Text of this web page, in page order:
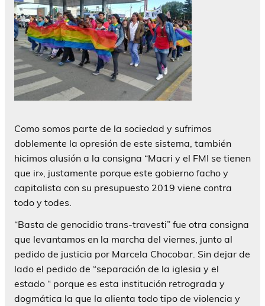
Como somos parte de la sociedad y sufrimos
doblemente la opresión de este sistema, también
hicimos alusión a la consigna “Macri y el FMI se tienen
que ir», justamente porque este gobierno facho y
capitalista con su presupuesto 2019 viene contra
todo y todes.
“Basta de genocidio trans-travesti” fue otra consigna
que levantamos en la marcha del viernes, junto al
pedido de justicia por Marcela Chocobar. Sin dejar de
lado el pedido de “separación de la iglesia y el
estado “ porque es esta institución retrograda y
dogmática la que la alienta todo tipo de violencia y